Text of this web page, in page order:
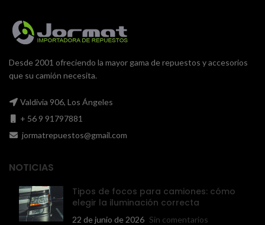
Desde 2001 ofreciendo la mayor gama de repuestos y accesorios
que su camión necesita.
Valdivia 906, Los Ángeles
+ 56 9 91797881
jormatrepuestos@gmail.com
NOTICIAS
Tipos de focos para camiones: cómo
elegir la iluminación correcta
22 de junio de 2026 Sin comentarios